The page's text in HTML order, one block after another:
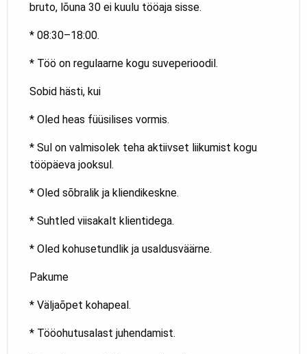
bruto, lõuna 30 ei kuulu tööaja sisse.
* 08:30–18:00.
* Töö on regulaarne kogu suveperioodil.
Sobid hästi, kui
* Oled heas füüsilises vormis.
* Sul on valmisolek teha aktiivset liikumist kogu
tööpäeva jooksul.
* Oled sõbralik ja kliendikeskne.
* Suhtled viisakalt klientidega.
* Oled kohusetundlik ja usaldusväärne.
Pakume
* Väljaõpet kohapeal.
* Tööohutusalast juhendamist.